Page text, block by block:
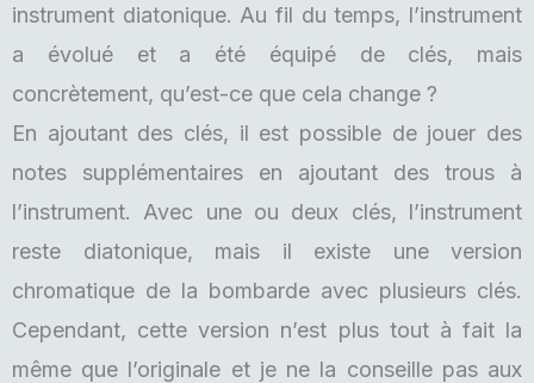
instrument diatonique. Au fil du temps, l’instrument
a évolué et a été équipé de clés, mais
concrètement, qu’est-ce que cela change ?
En ajoutant des clés, il est possible de jouer des
notes supplémentaires en ajoutant des trous à
l’instrument. Avec une ou deux clés, l’instrument
reste diatonique, mais il existe une version
chromatique de la bombarde avec plusieurs clés.
Cependant, cette version n’est plus tout à fait la
même que l’originale et je ne la conseille pas aux